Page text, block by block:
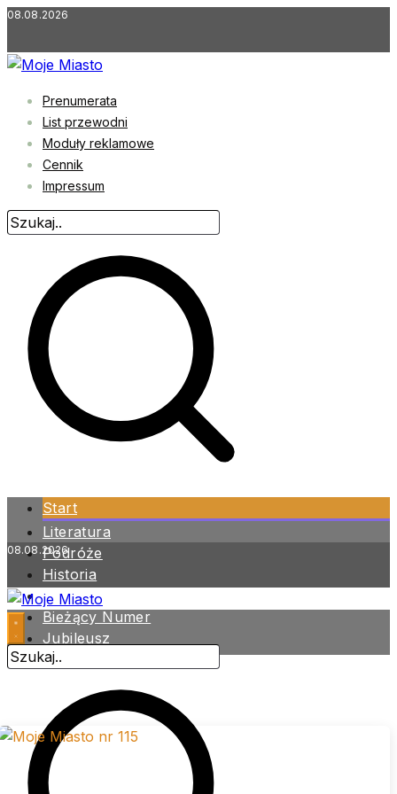
Przejdź
treści
08.08.2026
Prenumerata
List przewodni
Moduły reklamowe
Cennik
Impressum
Start
Literatura
Podróże
Historia
Zdrowie
Bieżący Numer
Jubileusz
Archiwum
08.08.2026